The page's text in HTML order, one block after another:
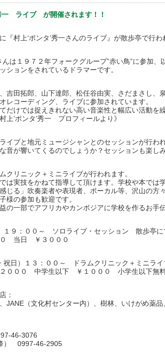
一 ライブ が開催されます！！
『村上‘ポンタ’秀一さんのライブ』が散歩亭で行
んは１９７２年フォークグループ”赤い鳥”に参加
ションをされているドラマーです。
吉田拓郎、山下達郎、松任谷由実、さだまさし、
レコーディング、ライブに参加されています。
だけでは捉えきれない高い音楽性と幅広い活動を
上’ポンタ’秀一 プロフィールより》
イブと地元ミュージシャンとのセッションが行わ
音が響いてくるのでしょうか？セッションも楽し
クリニック＋ミニライブが行われます。
は実技をかねて指導して頂けます。学校や本では
感じる」吹奏楽者や表現者、ボーカル等、沢山の
様の参加も歓迎です。
の一部でアフリカやカンボジアに学校を作るお手
１９：００～ ソロライブ・セッション 散歩亭に
当日 ￥３０００
祝日）１３：００～ ドラムクリニック＋ミニライ
０００ 中学生以下 ￥１０００ 小学生以下無
：
JANE（文化村センター内）、樹林、いけがめ薬
46-3076
） 0997-46-2905